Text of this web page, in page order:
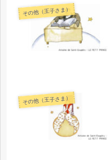
その他（王子さま）
その他（王子さま）